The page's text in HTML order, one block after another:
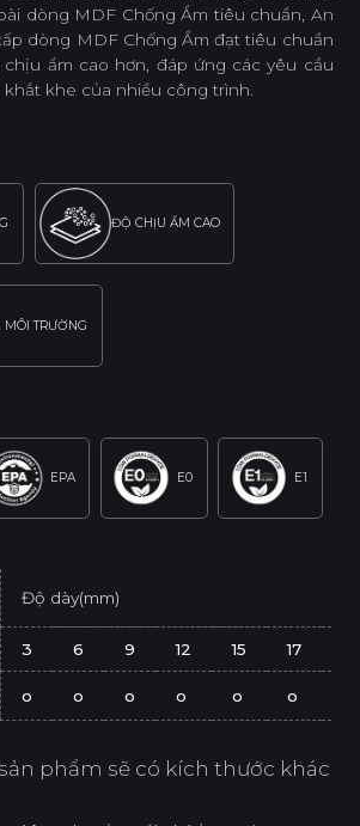
dòng MDF Chống Ẩm tiêu chuẩn, An
dòng MDF Chống Ẩm đạt tiêu chuẩn
chịu ẩm cao hơn, đáp ứng các yêu cầu
khe của nhiều công trình.
ĐỘ CHỊU ẨM CAO
MÔI TRƯỜNG
EPA E0 E1
Độ dày(mm)
3 6 9 12 15 17
o o o o o o
phẩm sẽ có kích thước khác